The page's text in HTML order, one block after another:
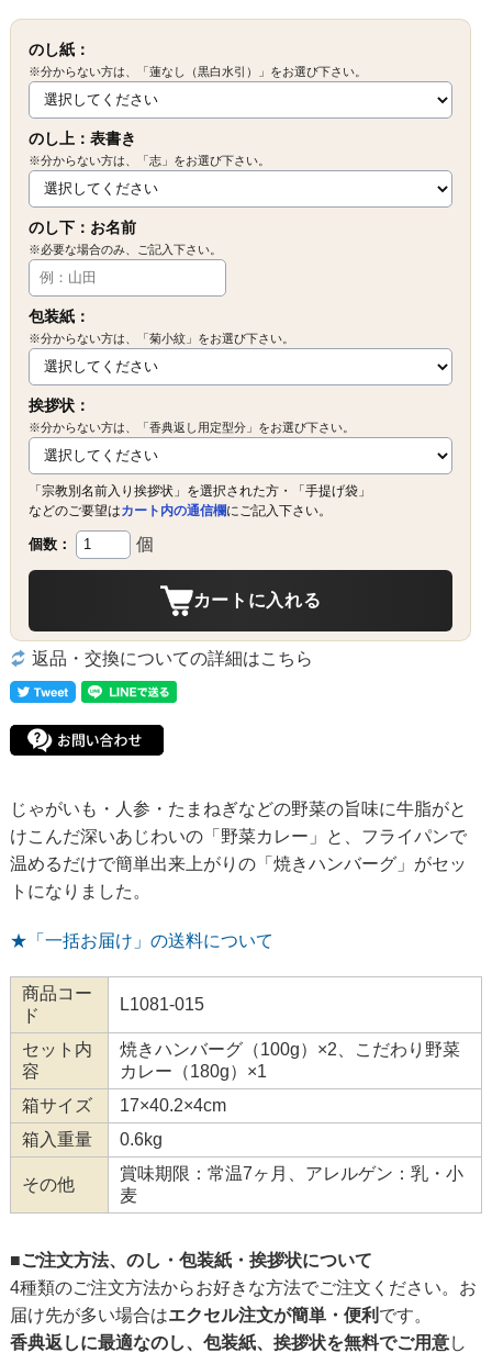
のし紙：
※分からない方は、「蓮なし（黒白水引）」をお選び下さい。
のし上：表書き
※分からない方は、「志」をお選び下さい。
のし下：お名前
※必要な場合のみ、ご記入下さい。
包装紙：
※分からない方は、「菊小紋」をお選び下さい。
挨拶状：
※分からない方は、「香典返し用定型分」をお選び下さい。
「宗教別名前入り挨拶状」を選択された方・「手提げ袋」
などのご要望はカート内の通信欄にご記入下さい。
個数： 個
カートに入れる
返品・交換についての詳細はこちら
じゃがいも・人参・たまねぎなどの野菜の旨味に牛脂がと
けこんだ深いあじわいの「野菜カレー」と、フライパンで
温めるだけで簡単出来上がりの「焼きハンバーグ」がセッ
トになりました。
★「一括お届け」の送料について
商品コー
ド
L1081-015
セット内
容
焼きハンバーグ（100g）×2、こだわり野菜
カレー（180g）×1
箱サイズ
17×40.2×4cm
箱入重量
0.6kg
その他
賞味期限：常温7ヶ月、アレルゲン：乳・小
麦
■ご注文方法、のし・包装紙・挨拶状について
4種類のご注文方法からお好きな方法でご注文ください。お
届け先が多い場合はエクセル注文が簡単・便利 です。
香典返しに最適なのし、包装紙、挨拶状を無料でご用意し